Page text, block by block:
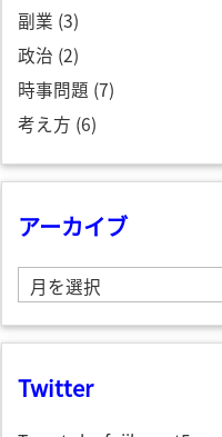
副業 (3)
政治 (2)
時事問題 (7)
考え方 (6)
アーカイブ
ア
ー
カ
ブ
Twitter